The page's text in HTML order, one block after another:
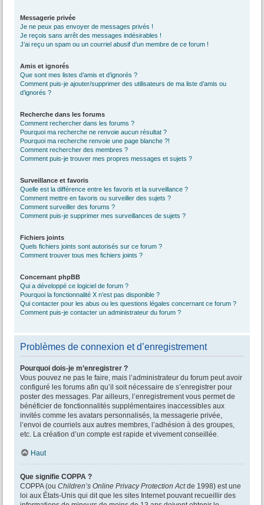
Messagerie privée
Je ne peux pas envoyer de messages privés !
Je reçois sans arrêt des messages indésirables !
J’ai reçu un spam ou un courriel abusif d’un membre de ce forum !
Amis et ignorés
Que sont mes listes d’amis et d’ignorés ?
Comment puis-je ajouter/supprimer des utilisateurs de ma liste d’amis ou
d’ignorés ?
Recherche dans les forums
Comment rechercher dans les forums ?
Pourquoi ma recherche ne renvoie aucun résultat ?
Pourquoi ma recherche renvoie une page blanche ?!
Comment rechercher des membres ?
Comment puis-je trouver mes propres messages et sujets ?
Surveillance et favoris
Quelle est la différence entre les favoris et la surveillance ?
Comment mettre en favoris ou surveiller des sujets ?
Comment surveiller des forums ?
Comment puis-je supprimer mes surveillances de sujets ?
Fichiers joints
Quels fichiers joints sont autorisés sur ce forum ?
Comment trouver tous mes fichiers joints ?
Concernant phpBB
Qui a développé ce logiciel de forum ?
Pourquoi la fonctionnalité X n’est pas disponible ?
Qui contacter pour les abus ou les questions légales concernant ce forum ?
Comment puis-je contacter un administrateur du forum ?
Problèmes de connexion et d’enregistrement
Pourquoi dois-je m’enregistrer ?
Vous pouvez ne pas le faire, mais l’administrateur du forum peut avoir
configuré les forums afin qu’il soit nécessaire de s’enregistrer pour
poster des messages. Par ailleurs, l’enregistrement vous permet de
bénéficier de fonctionnalités supplémentaires inaccessibles aux
invités comme les avatars personnalisés, la messagerie privée,
l’envoi de courriels aux autres membres, l’adhésion à des groupes,
etc. La création d’un compte est rapide et vivement conseillée.
Haut
Que signifie COPPA ?
COPPA (ou Children’s Online Privacy Protection Actde 1998) est une
loi aux États-Unis qui dit que les sites Internet pouvant recueillir des